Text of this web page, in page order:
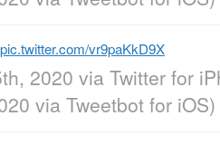
pic.twitter.com/vr9paKkD9X
2020 via Twitter for
via Tweetbot for iΟS)